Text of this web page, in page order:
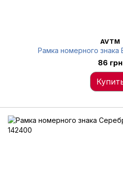
AVTM
Рамка номерного знака
86 грн